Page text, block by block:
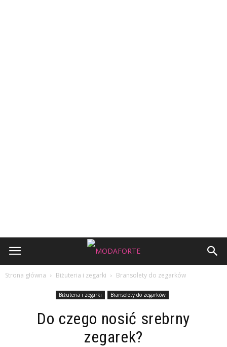
Strona główna Biżuteria i zegarki Bransolety do zegarków
Biżuteria i zegarki Bransolety do zegarków
Do czego nosić srebrny
zegarek?